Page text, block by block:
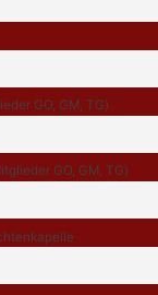
GO, GM, TG)
GO, GM, TG)